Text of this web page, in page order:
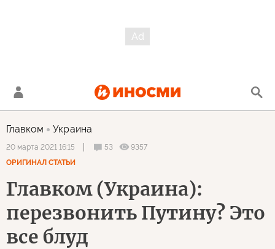
Главком Украина
20 марта 2021 16:15 53
9357
ОРИГИНАЛ СТАТЬИ
Главком (Украина):
перезвонить Путину? Это
все блуд